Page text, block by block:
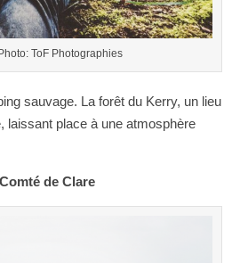
ToF Photographies
sauvage. La forêt du Kerry, un lieu
laissant place à une atmosphère
de Clare